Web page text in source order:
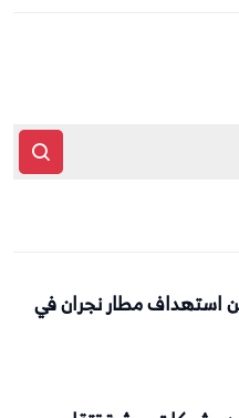
استهداف مطار نجران في